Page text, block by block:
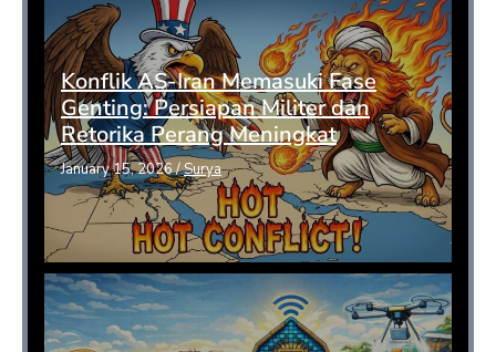
Konflik AS-Iran Memasuki Fase
Genting: Persiapan Militer dan
Retorika Perang Meningkat
January 15, 2026/Surya